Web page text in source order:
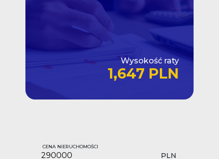
Wysokość raty
1,647 PLN
CENA NIERUCHOMOŚCI
PLN